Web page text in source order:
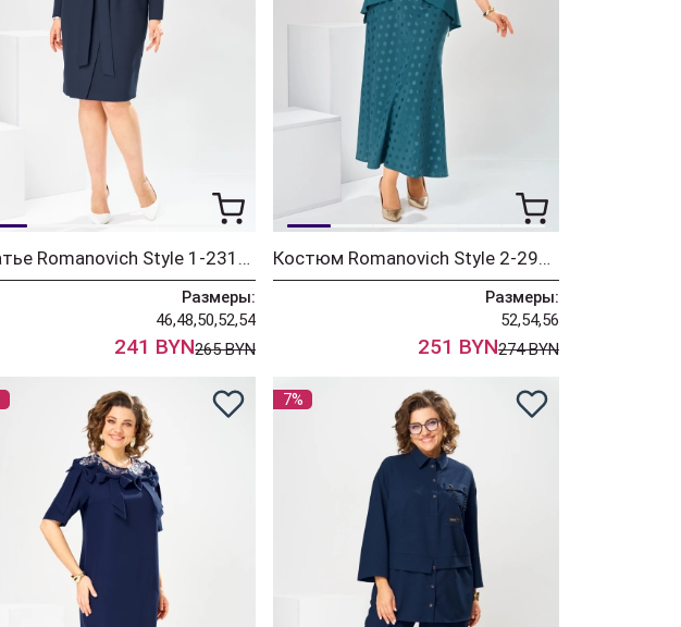
Платье Romanovich Style 1-2315 синий/горох
Размеры:
46,48,50,52,54
241 BYN265 BYN
Костюм Romanovich Style 2-2903 морская волна
Размеры:
52,54,56
251 BYN274 BYN
7%